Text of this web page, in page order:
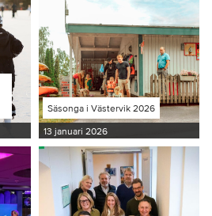
Säsonga i Västervik 2026
13 januari 2026